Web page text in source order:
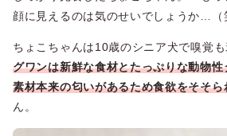
顔に見えるのは気のせいでしょうか…（
ちょこちゃんは10歳のシニア犬で嗅覚も
グワンは新鮮な食材とたっぷりな動物
素材本来の匂いがあるため食欲をそそら
ん。